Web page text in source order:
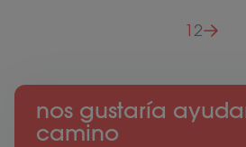
Paginación de 1 2
nos gustaría
camino